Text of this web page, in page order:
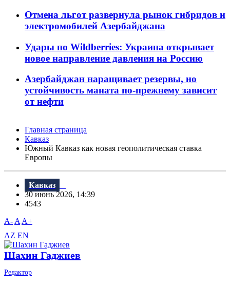
Отмена льгот развернула рынок гибридов и
электромобилей Азербайджана
Удары по Wildberries: Украина открывает
новое направление давления на Россию
Азербайджан наращивает резервы, но
устойчивость маната по-прежнему зависит
от нефти
Главная страница
Кавказ
Южный Кавказ как новая геополитическая ставка
Европы
Кавказ
30 июнь 2026, 14:39
4543
A- A A+
AZ EN
Шахин Гаджиев
Редактор